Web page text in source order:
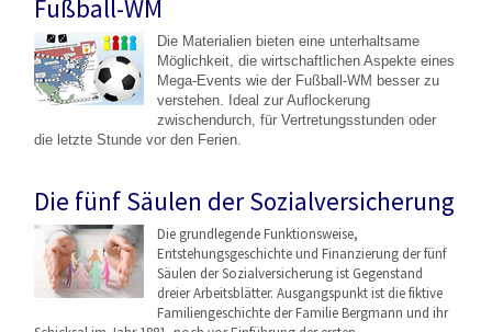
Fußball-WM
Die Materialien bieten eine unterhaltsame
Möglichkeit, die wirtschaftlichen Aspekte eines
Mega-Events wie der Fußball-WM besser zu
verstehen. Ideal zur Auflockerung
zwischendurch, für Vertretungsstunden oder
die letzte Stunde vor den Ferien.
Die fünf Säulen der Sozialversicherung
Die grundlegende Funktionsweise,
Entstehungsgeschichte und Finanzierung der fünf
Säulen der Sozialversicherung ist Gegenstand
dreier Arbeitsblätter. Ausgangspunkt ist die fiktive
Familiengeschichte der Familie Bergmann und ihr